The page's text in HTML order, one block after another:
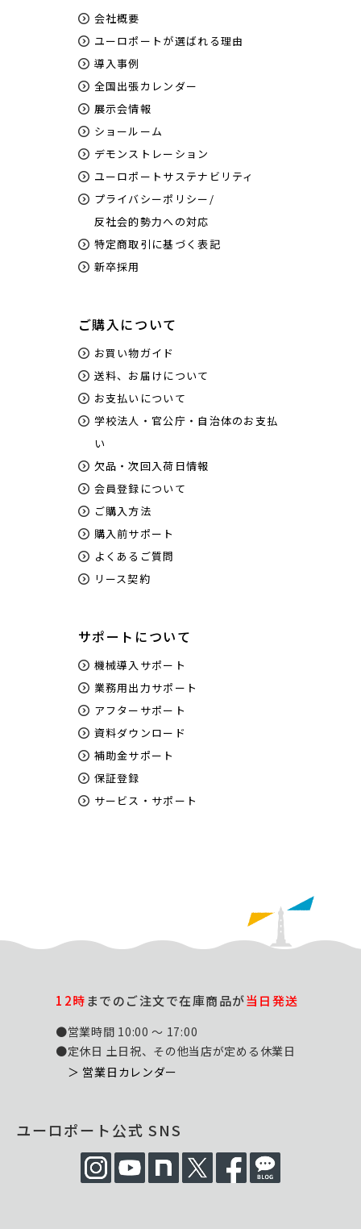
会社概要
ユーロポートが選ばれる理由
導入事例
全国出張カレンダー
展示会情報
ショールーム
デモンストレーション
ユーロポートサステナビリティ
プライバシーポリシー/
反社会的勢力への対応
特定商取引に基づく表記
新卒採用
ご購入について
お買い物ガイド
送料、お届けについて
お支払いについて
学校法人・官公庁・自治体のお支払
い
欠品・次回入荷日情報
会員登録について
ご購入方法
購入前サポート
よくあるご質問
リース契約
サポートについて
機械導入サポート
業務用出力サポート
アフターサポート
資料ダウンロード
補助金サポート
保証登録
サービス・サポート
12時までのご注文で在庫商品が当日発送
●営業時間 10:00 ～ 17:00
●定休日 土日祝、その他当店が定める休業日
＞ 営業日カレンダー
ユーロポート公式 SNS